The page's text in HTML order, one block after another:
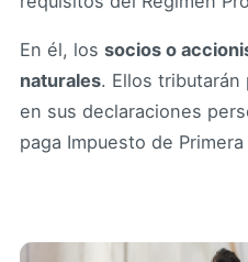
En él, los socios o
naturales. Ellos tributarán
en sus declaraciones
paga Impuesto de